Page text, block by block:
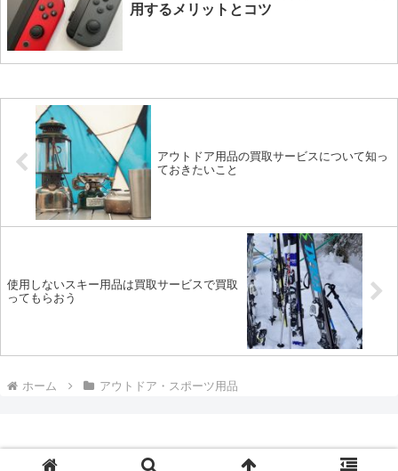
用するメリットとコツ
アウトドア用品の買取サービスについて知っ
ておきたいこと
使用しないスキー用品は買取サービスで買取
ってもらおう
ホーム アウトドア・スポーツ用品
Copyright © ウリマックス All Rights Reserved.